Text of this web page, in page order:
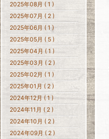
2025年08月 ( 1 )
2025年07月 ( 2 )
2025年06月 ( 1 )
2025年05月 ( 5 )
2025年04月 ( 1 )
2025年03月 ( 2 )
2025年02月 ( 1 )
2025年01月 ( 2 )
2024年12月 ( 1 )
2024年11月 ( 2 )
2024年10月 ( 2 )
2024年09月 ( 2 )